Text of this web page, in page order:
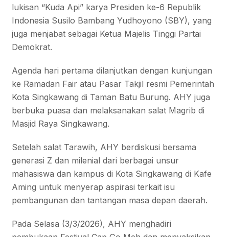
lukisan “Kuda Api” karya Presiden ke-6 Republik
Indonesia Susilo Bambang Yudhoyono (SBY), yang
juga menjabat sebagai Ketua Majelis Tinggi Partai
Demokrat.
Agenda hari pertama dilanjutkan dengan kunjungan
ke Ramadan Fair atau Pasar Takjil resmi Pemerintah
Kota Singkawang di Taman Batu Burung. AHY juga
berbuka puasa dan melaksanakan salat Magrib di
Masjid Raya Singkawang.
Setelah salat Tarawih, AHY berdiskusi bersama
generasi Z dan milenial dari berbagai unsur
mahasiswa dan kampus di Kota Singkawang di Kafe
Aming untuk menyerap aspirasi terkait isu
pembangunan dan tantangan masa depan daerah.
Pada Selasa (3/3/2026), AHY menghadiri